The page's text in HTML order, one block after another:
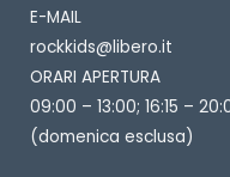
E-MAIL
rockkids@libero.it
ORARI APERTURA
09:00 – 13:00; 16:15 –
(domenica esclusa)